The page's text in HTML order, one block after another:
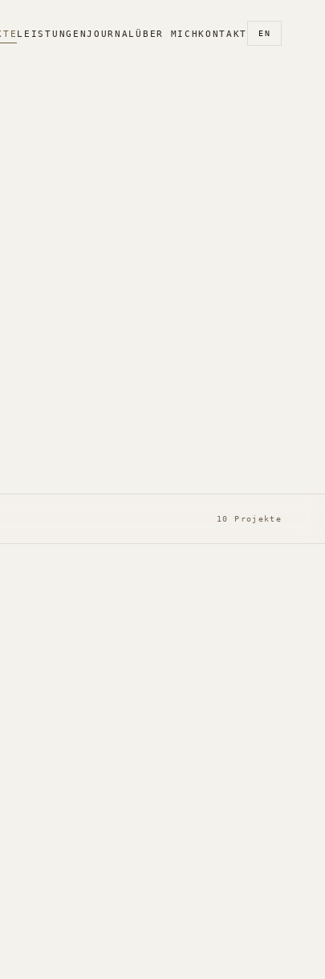
LEISTUNGENJOURNALÜBER MICHKONTAKT EN
10 Projekte